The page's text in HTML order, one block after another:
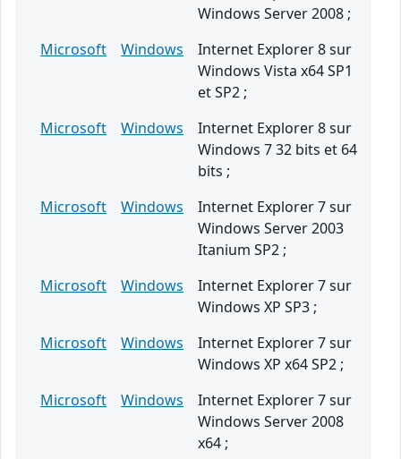
Windows Server 2008 ;
Microsoft
Windows
Internet Explorer 8 sur
Windows Vista x64 SP1
et SP2 ;
Microsoft
Windows
Internet Explorer 8 sur
Windows 7 32 bits et 64
bits ;
Microsoft
Windows
Internet Explorer 7 sur
Windows Server 2003
Itanium SP2 ;
Microsoft
Windows
Internet Explorer 7 sur
Windows XP SP3 ;
Microsoft
Windows
Internet Explorer 7 sur
Windows XP x64 SP2 ;
Microsoft
Windows
Internet Explorer 7 sur
Windows Server 2008
x64 ;